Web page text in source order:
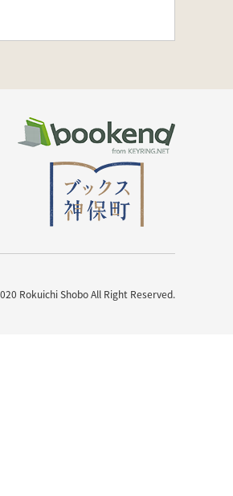
Rokuichi Shobo All Right Reserved.